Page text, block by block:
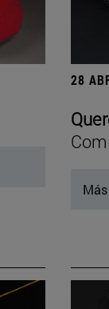
28